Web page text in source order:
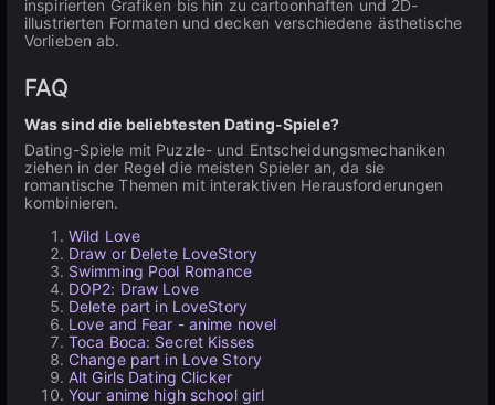
inspirierten Grafiken bis hin zu cartoonhaften und 2D-
illustrierten Formaten und decken verschiedene ästhetische
Vorlieben ab.
FAQ
Was sind die beliebtesten Dating-Spiele?
Dating-Spiele mit Puzzle- und Entscheidungsmechaniken
ziehen in der Regel die meisten Spieler an, da sie
romantische Themen mit interaktiven Herausforderungen
kombinieren.
Wild Love
Draw or Delete LoveStory
Swimming Pool Romance
DOP2: Draw Love
Delete part in LoveStory
Love and Fear - anime novel
Toсa Boсa: Secret Kisses
Change part in Love Story
Alt Girls Dating Clicker
Your anime high school girl